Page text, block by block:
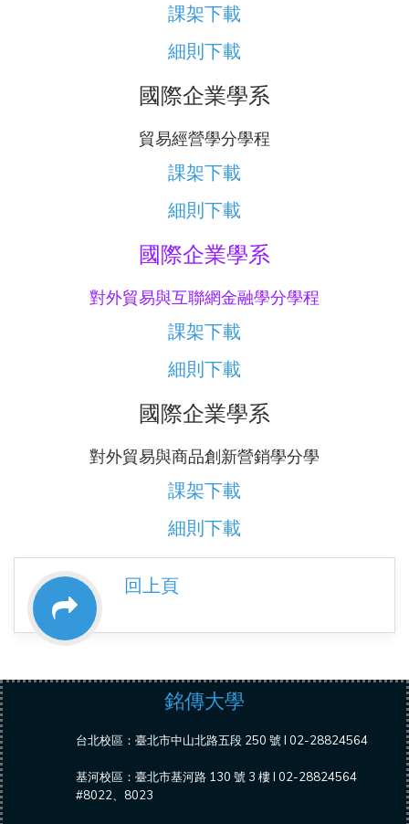
課架下載
細則下載
國際企業學系
貿易經營學分學程
課架下載
細則下載
國際企業學系
對外貿易與互聯網金融學分學程
課架下載
細則下載
國際企業學系
對外貿易與商品創新營銷學分學
課架下載
細則下載
回上頁
銘傳大學
台北校區：臺北市中山北路五段 250 號 l 02-28824564
基河校區：臺北市基河路 130 號 3 樓 l 02-28824564
#8022、8023